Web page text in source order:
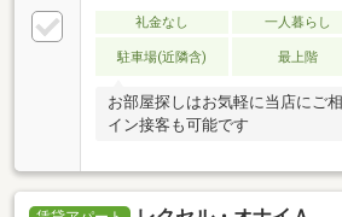
礼金なし 一人暮らし
駐車場(近隣含) 最上階
お部屋探しはお気軽に当店にご
イン接客も可能です